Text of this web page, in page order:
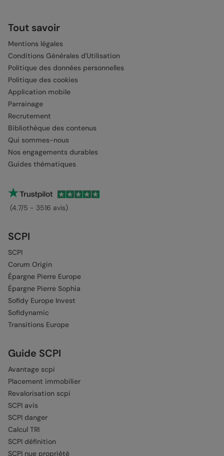
Tout savoir
Mentions légales
Conditions Générales d'Utilisation
Politique des données personnelles
Politique des cookies
Application mobile
Parrainage
Recrutement
Bibliothèque des contenus
Qui sommes-nous
Nos engagements durables
Guides thématiques
(4.7/5 - 3516 avis)
SCPI
SCPI
Corum Origin
Épargne Pierre Europe
Épargne Pierre Sophia
Sofidy Europe Invest
Sofidynamic
Transitions Europe
Guide SCPI
Avantage scpi
Placement immobilier
Revalorisation scpi
SCPI avis
SCPI danger
Calcul TRI
SCPI définition
SCPI nue propriété